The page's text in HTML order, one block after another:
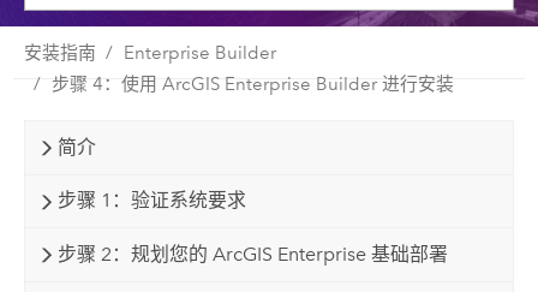
安装指南
Enterprise Builder
步骤 4：使用 ArcGIS Enterprise Builder 进行安装
简介
步骤 1：验证系统要求
步骤 2：规划您的 ArcGIS Enterprise 基础部署